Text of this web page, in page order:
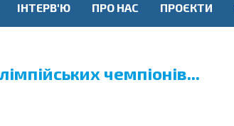
ІНТЕРВ'Ю ПРО НАС ПРОЄКТИ
чемпіонів...